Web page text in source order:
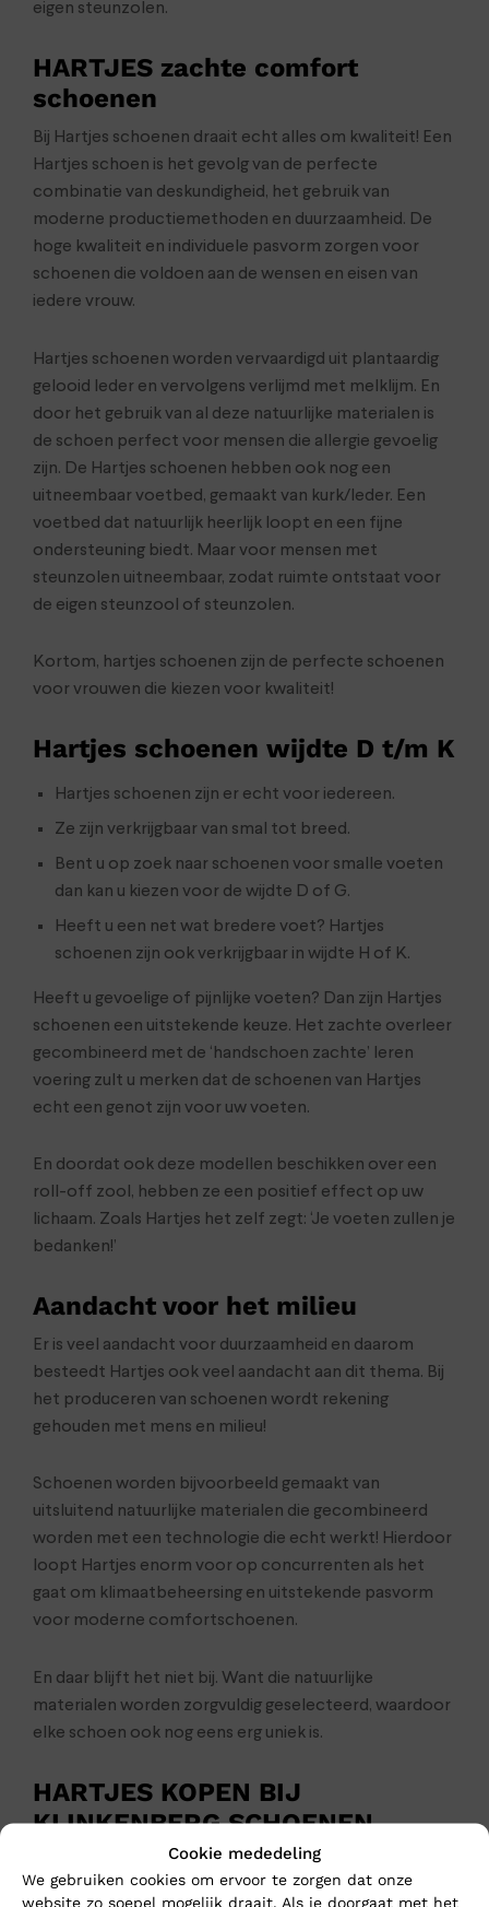
Cookie mededeling
We gebruiken cookies om ervoor te zorgen dat onze
website zo soepel mogelijk draait. Als je doorgaat met het
eigen steunzolen.
HARTJES zachte comfort
schoenen
Bij Hartjes schoenen draait echt alles om kwaliteit! Een
Hartjes schoen is het gevolg van de perfecte
combinatie van deskundigheid, het gebruik van
moderne productiemethoden en duurzaamheid. De
hoge kwaliteit en individuele pasvorm zorgen voor
schoenen die voldoen aan de wensen en eisen van
iedere vrouw.
Hartjes schoenen worden vervaardigd uit plantaardig
gelooid leder en vervolgens verlijmd met melklijm. En
door het gebruik van al deze natuurlijke materialen is
de schoen perfect voor mensen die allergie gevoelig
zijn. De Hartjes schoenen hebben ook nog een
uitneembaar voetbed, gemaakt van kurk/leder. Een
voetbed dat natuurlijk heerlijk loopt en een fijne
ondersteuning biedt. Maar voor mensen met
steunzolen uitneembaar, zodat ruimte ontstaat voor
de eigen steunzool of steunzolen.
Kortom, hartjes schoenen zijn de perfecte schoenen
voor vrouwen die kiezen voor kwaliteit!
Hartjes schoenen wijdte D t/m K
Hartjes schoenen zijn er echt voor iedereen.
Ze zijn verkrijgbaar van smal tot breed.
Bent u op zoek naar schoenen voor smalle voeten
dan kan u kiezen voor de wijdte D of G.
Heeft u een net wat bredere voet? Hartjes
schoenen zijn ook verkrijgbaar in wijdte H of K.
Heeft u gevoelige of pijnlijke voeten? Dan zijn Hartjes
schoenen een uitstekende keuze. Het zachte overleer
gecombineerd met de ‘handschoen zachte’ leren
voering zult u merken dat de schoenen van Hartjes
echt een genot zijn voor uw voeten.
En doordat ook deze modellen beschikken over een
roll-off zool, hebben ze een positief effect op uw
lichaam. Zoals Hartjes het zelf zegt: ‘Je voeten zullen je
bedanken!’
Aandacht voor het milieu
Er is veel aandacht voor duurzaamheid en daarom
besteedt Hartjes ook veel aandacht aan dit thema. Bij
het produceren van schoenen wordt rekening
gehouden met mens en milieu!
Schoenen worden bijvoorbeeld gemaakt van
uitsluitend natuurlijke materialen die gecombineerd
worden met een technologie die echt werkt! Hierdoor
loopt Hartjes enorm voor op concurrenten als het
gaat om klimaatbeheersing en uitstekende pasvorm
voor moderne comfortschoenen.
En daar blijft het niet bij. Want die natuurlijke
materialen worden zorgvuldig geselecteerd, waardoor
elke schoen ook nog eens erg uniek is.
HARTJES KOPEN BIJ
KLINKENBERG SCHOENEN
En natuurlijk ga je voor het beste advies van je nieuwe
schoenen naar Klinkenberg Schoenen in Geldrop. Dan